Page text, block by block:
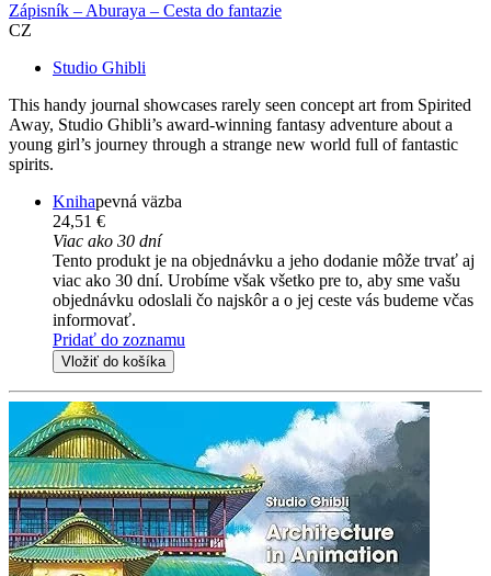
Zápisník – Aburaya – Cesta do fantazie
CZ
Studio Ghibli
This handy journal showcases rarely seen concept art from Spirited
Away, Studio Ghibli’s award-winning fantasy adventure about a
young girl’s journey through a strange new world full of fantastic
spirits.
Knihapevná väzba
24,51 €
Viac ako 30 dní
Tento produkt je na objednávku a jeho dodanie môže trvať aj
viac ako 30 dní. Urobíme však všetko pre to, aby sme vašu
objednávku odoslali čo najskôr a o jej ceste vás budeme včas
informovať.
Pridať do zoznamu
Vložiť do košíka